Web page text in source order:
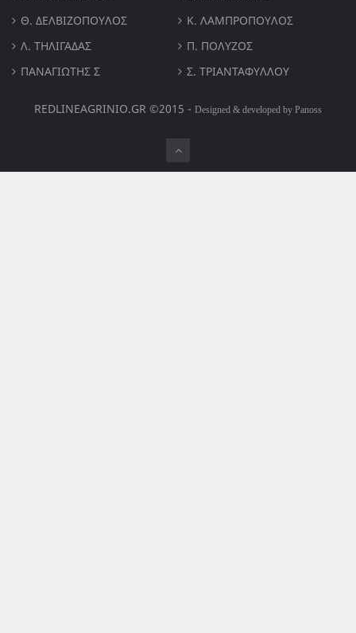
Θ. ΔΕΛΒΙΖΌΠΟΥΛΟΣ
Κ. ΛΑΜΠΡΟΠΟΥΛΟΣ
Λ. ΤΗΛΙΓΑΔΑΣ
Π. ΠΟΛΎΖΟΣ
ΠΑΝΑΓΙΏΤΗΣ Σ
Σ. ΤΡΙΑΝΤΑΦΥΛΛΟΥ
REDLINEAGRINIO.GR ©2015 - Designed & developed by Panoss